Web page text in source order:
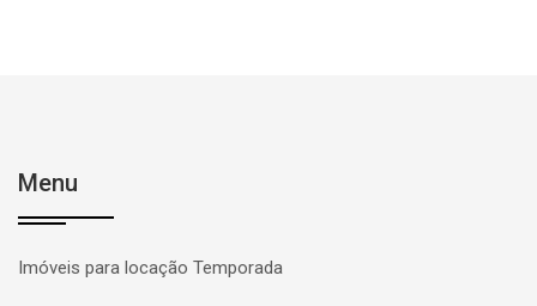
Menu
Imóveis para locação Temporada